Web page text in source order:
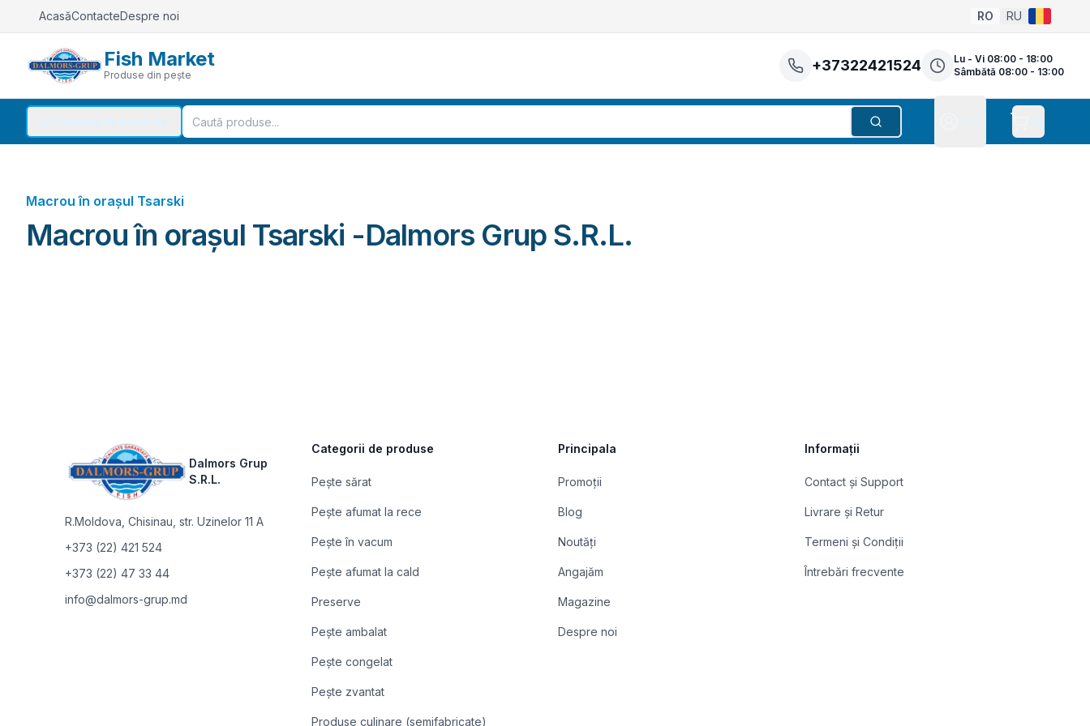
AcasăContacteDespre noi RO RU
Fish Market
Produse din pește
+37322421524
Lu - Vi 08:00 - 18:00
Sâmbătă 08:00 - 13:00
Căutare
Macrou în orașul Tsarski
Macrou în orașul Tsarski -Dalmors Grup S.R.L.
Dalmors Grup
S.R.L.
R.Moldova Chisinau, str. Uzinelor 11 A
+373 (22) 421 524
+373 (22) 47 33 44
info@dalmors-grup.md
Categorii de produse
Pește sărat
Pește afumat la rece
Pește în vacum
Pește afumat la cald
Preserve
Pește ambalat
Pește congelat
Pește zvantat
Produse culinare (semifabricate)
Principala
Promoții
Blog
Noutăți
Angajăm
Magazine
Despre noi
Informații
Contact și Support
Livrare și Retur
Termeni și Condiții
Întrebări frecvente